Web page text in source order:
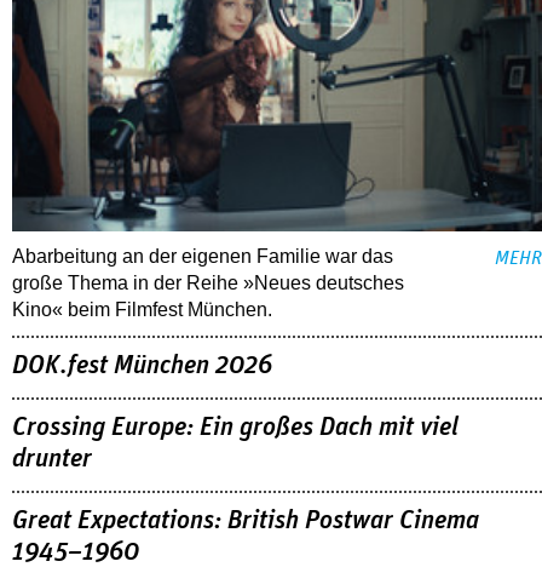
Abarbeitung an der eigenen Familie war das
große Thema in der Reihe »Neues deutsches
Kino« beim Filmfest München.
MEHR
DOK.fest München 2026
Crossing Europe: Ein großes Dach mit viel
drunter
Great Expectations: British Postwar Cinema
1945–1960